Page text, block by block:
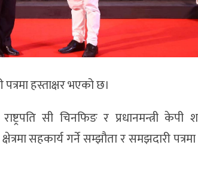
हस्ताक्षर भएको छ।
सी चिनफिङ र प्रधानमन्त्री केपी
सहकार्य गर्ने सम्झौता र समझदारी